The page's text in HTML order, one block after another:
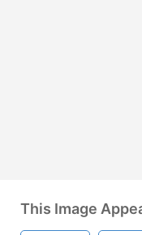
This Image